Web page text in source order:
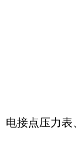
接点压力表